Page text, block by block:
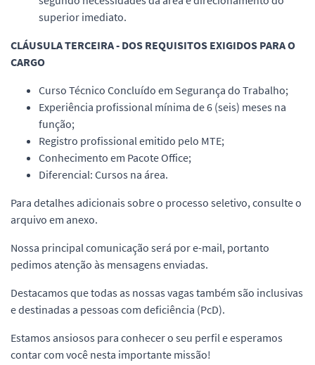
superior imediato.
CLÁUSULA TERCEIRA - DOS REQUISITOS EXIGIDOS PARA O
CARGO
Curso Técnico Concluído em Segurança do Trabalho;
Experiência profissional mínima de 6 (seis) meses na
função;
Registro profissional emitido pelo MTE;
Conhecimento em Pacote Office;
Diferencial: Cursos na área.
Para detalhes adicionais sobre o processo seletivo, consulte o
arquivo em anexo.
Nossa principal comunicação será por e-mail, portanto
pedimos atenção às mensagens enviadas.
Destacamos que todas as nossas vagas também são inclusivas
e destinadas a pessoas com deficiência (PcD).
Estamos ansiosos para conhecer o seu perfil e esperamos
contar com você nesta importante missão!